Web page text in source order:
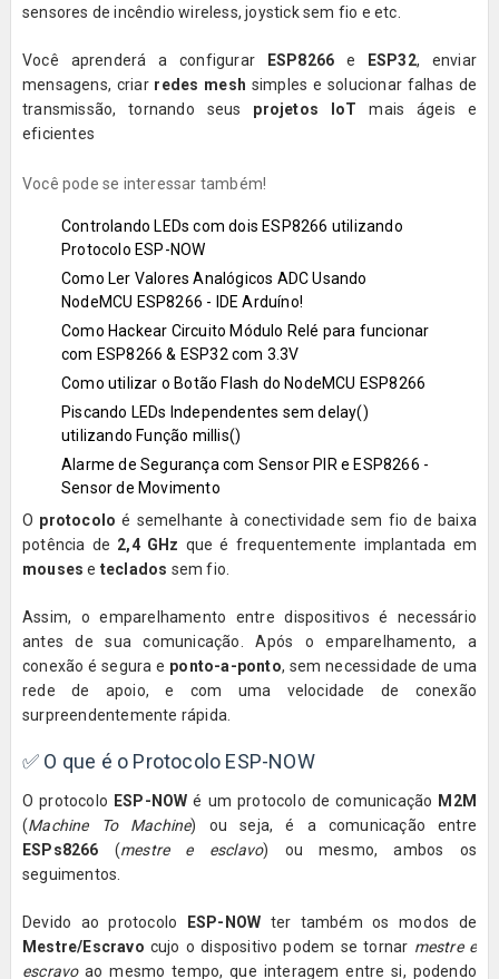
sensores de incêndio wireless, joystick sem fio e etc.
Você aprenderá a configurar ESP8266 e ESP32, enviar
mensagens, criar redes mesh simples e solucionar falhas de
transmissão, tornando seus projetos IoT mais ágeis e
eficientes
Você pode se interessar também!
Controlando LEDs com dois ESP8266 utilizando
Protocolo ESP-NOW
Como Ler Valores Analógicos ADC Usando
NodeMCU ESP8266 - IDE Arduíno!
Como Hackear Circuito Módulo Relé para funcionar
com ESP8266 & ESP32 com 3.3V
Como utilizar o Botão Flash do NodeMCU ESP8266
Piscando LEDs Independentes sem delay()
utilizando Função millis()
Alarme de Segurança com Sensor PIR e ESP8266 -
Sensor de Movimento
O protocolo é semelhante à conectividade sem fio de baixa
potência de 2,4 GHz que é frequentemente implantada em
mouses e teclados sem fio.
Assim, o emparelhamento entre dispositivos é necessário
antes de sua comunicação. Após o emparelhamento, a
conexão é segura e ponto-a-ponto, sem necessidade de uma
rede de apoio, e com uma velocidade de conexão
surpreendentemente rápida.
✅ O que é o Protocolo ESP-NOW
O protocolo ESP-NOWé um protocolo de comunicação M2M
(Machine To Machine) ou seja, é a comunicação entre
ESPs8266 (mestre e esclavo) ou mesmo, ambos os
seguimentos.
Devido ao protocolo ESP-NOW ter também os modos de
Mestre/Escravo cujo o dispositivo podem se tornar mestre e
escravoao mesmo tempo, que interagem entre si, podendo